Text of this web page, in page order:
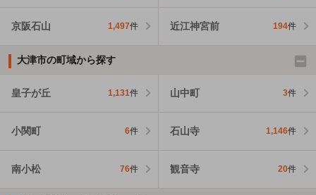
京阪石山 1,497件 近江神宮前 194件
大津市の町域から探す
皇子が丘 1,131件 山中町 3件
小関町 6件 石山寺 1,146件
南小松 76件 観音寺 20件